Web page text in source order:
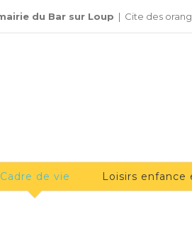
du Bar sur Loup | Cite des
Cadre de vie Loisirs enfance